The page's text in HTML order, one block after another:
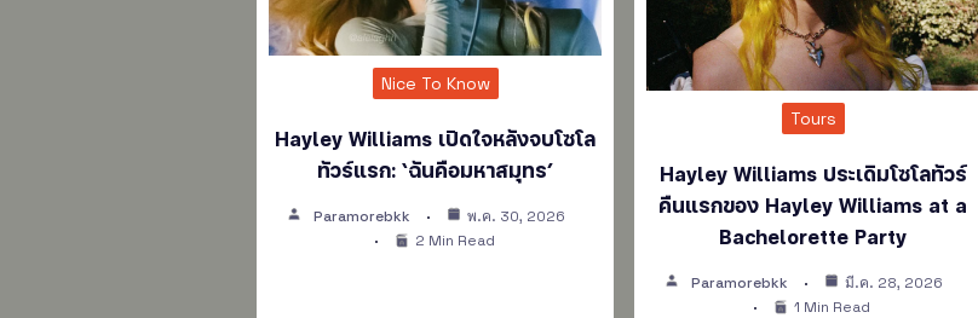
Nice To Know
Hayley Williams เปิดใจหลังจบโซโล
ทัวร์แรก: ‘ฉันคือมหาสมุทร’
Paramorebkk
พ.ค. 30, 2026
2 Min Read
Tours
Hayley Williams ประเดิมโซโลทัวร์
คืนแรกของ Hayley Williams at a
Bachelorette Party
Paramorebkk
มี.ค. 28, 2026
1 Min Read